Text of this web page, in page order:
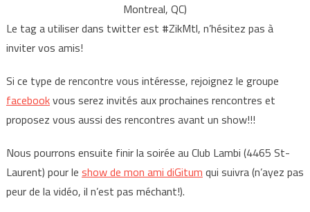
Montreal, QC)
Le tag a utiliser dans twitter est #ZikMtl, n’hésitez pas à
inviter vos amis!
Si ce type de rencontre vous intéresse, rejoignez le groupe
facebookvous serez invités aux prochaines rencontres et
proposez vous aussi des rencontres avant un show!!!
Nous pourrons ensuite finir la soirée au Club Lambi (4465 St-
Laurent) pour le show de mon ami diGitum qui suivra (n’ayez pas
peur de la vidéo, il n’est pas méchant!).